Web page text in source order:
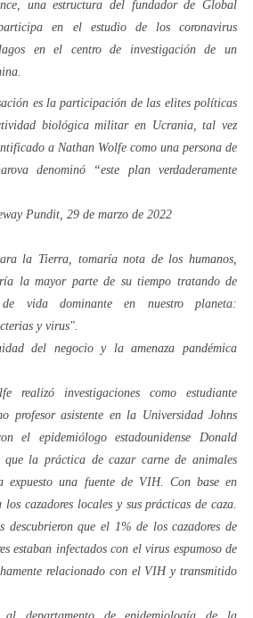
una estructura del fundador de Global
en el estudio de los coronavirus
en el centro de investigación de un
es la participación de las elites políticas
biológica militar en Ucrania, tal vez
a Nathan Wolfe como una persona de
denominó “este plan verdaderamente
Pundit, 29 de marzo de 2022
la Tierra, tomaría nota de los humanos,
la mayor parte de su tiempo tratando de
vida dominante en nuestro planeta:
y virus".
del negocio y la amenaza pandémica
realizó investigaciones como estudiante
profesor asistente en la Universidad Johns
el epidemiólogo estadounidense Donald
que la práctica de cazar carne de animales
expuesto una fuente de VIH. Con base en
cazadores locales y sus prácticas de caza.
descubrieron que el 1% de los cazadores de
estaban infectados con el virus espumoso de
relacionado con el VIH y transmitido